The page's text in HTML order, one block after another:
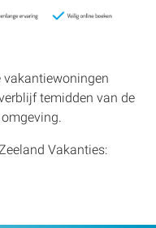
vakantiewoningen
temidden van de
Vakanties: